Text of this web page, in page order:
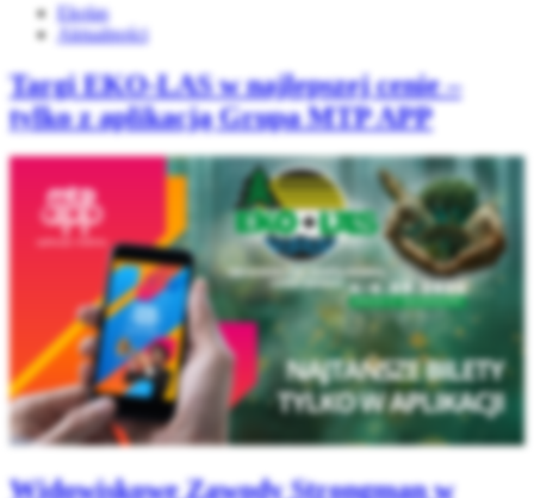
Ekolas
Aktualności
Targi EKO-LAS w najlepszej cenie –
tylko z aplikacją Grupa MTP APP
Widowiskowe Zawody Strongman w